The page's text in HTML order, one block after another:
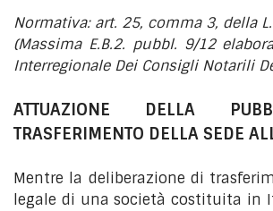
Normativa: art. 25, comma 3, della
(Massima E.B.2. pubbl. 9/12
Interregionale Dei Consigli Notarili
ATTUAZIONE DELLA
TRASFERIMENTO DELLA SEDE
Mentre la deliberazione di
legale di una società costituita in